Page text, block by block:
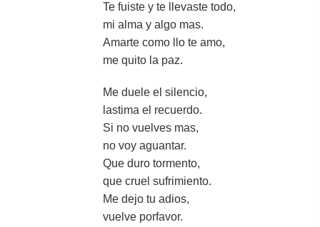
Te fuiste y te llevaste todo,
mi alma y algo mas.
Amarte como llo te amo,
me quito la paz.
Me duele el silencio,
lastima el recuerdo.
Si no vuelves mas,
no voy aguantar.
Que duro tormento,
que cruel sufrimiento.
Me dejo tu adios,
vuelve porfavor.